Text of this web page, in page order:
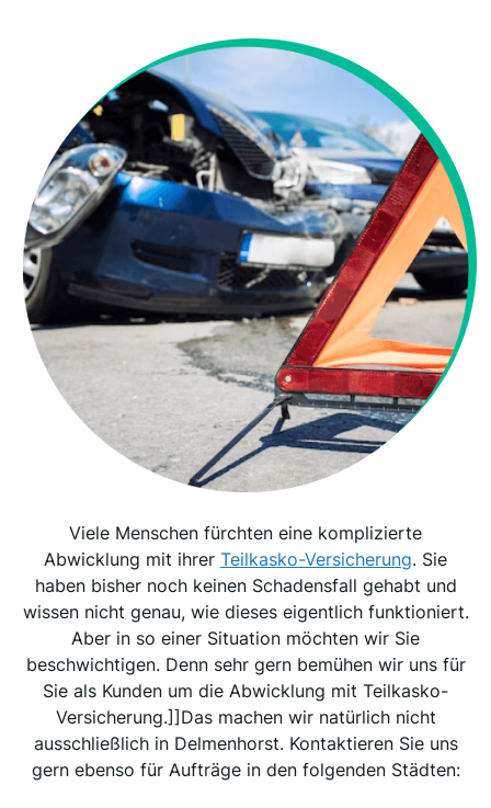
Viele Menschen fürchten eine komplizierte
Abwicklung mit ihrer Teilkasko-Versicherung. Sie
haben bisher noch keinen Schadensfall gehabt und
wissen nicht genau, wie dieses eigentlich funktioniert.
Aber in so einer Situation möchten wir Sie
beschwichtigen. Denn sehr gern bemühen wir uns für
Sie als Kunden um die Abwicklung mit Teilkasko-
Versicherung.]]Das machen wir natürlich nicht
ausschließlich in Delmenhorst. Kontaktieren Sie uns
gern ebenso für Aufträge in den folgenden Städten: